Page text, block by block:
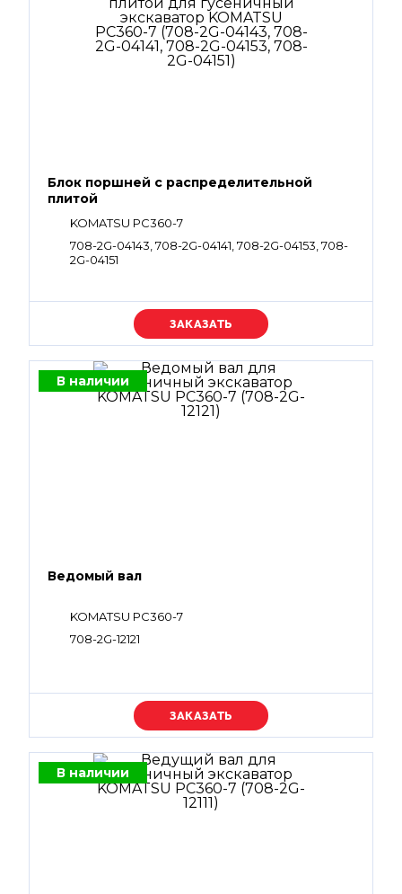
Блок поршней c распределительной
плитой
KOMATSU PC360-7
708-2G-04143, 708-2G-04141, 708-2G-04153, 708-
2G-04151
Уточняйте цену
В наличии
Ведомый вал
KOMATSU PC360-7
708-2G-12121
Уточняйте цену
В наличии